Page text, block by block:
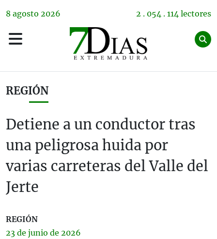
8 agosto 2026 2 . 054 . 114 lectores
REGIÓN
Detiene a un conductor tras
una peligrosa huida por
varias carreteras del Valle del
Jerte
REGIÓN
23 de junio de 2026